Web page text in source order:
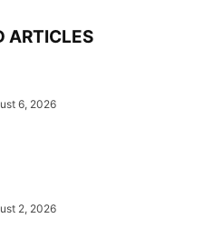
ARTICLES
6, 2026
2, 2026